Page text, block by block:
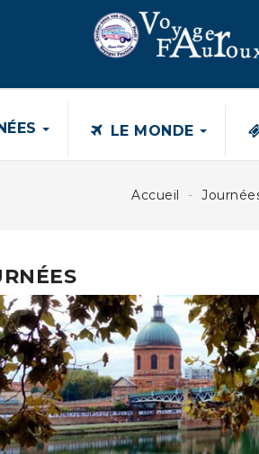
430,00 € 580,00 €
SÉJOUR EN MARTINIQUE
Séjour hôtel bambou*** 8
1 690,00 €
LE MONDE
Accueil